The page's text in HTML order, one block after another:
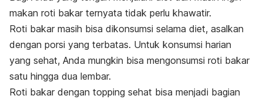
makan roti bakar ternyata tidak perlu khawatir.
Roti bakar masih bisa dikonsumsi selama diet, asalkan
dengan porsi yang terbatas. Untuk konsumsi harian
yang sehat, Anda mungkin bisa mengonsumsi roti bakar
satu hingga dua lembar.
Roti bakar dengan topping sehat bisa menjadi bagian